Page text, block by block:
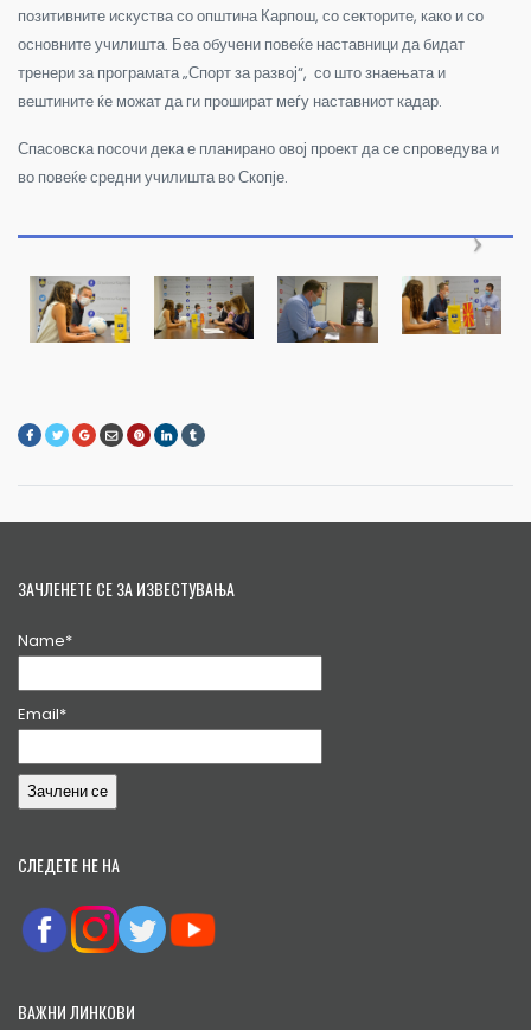
позитивните искуства со општина Карпош, со секторите, како и со
основните училишта. Беа обучени повеќе наставници да бидат
тренери за програмата „Спорт за развој“, со што знаењата и
вештините ќе можат да ги прошират меѓу наставниот кадар.
Спасовска посочи дека е планирано овој проект да се спроведува и
во повеќе средни училишта во Скопје.
ЗАЧЛЕНЕТЕ СЕ ЗА ИЗВЕСТУВАЊА
Name*
Email*
СЛЕДЕТЕ НЕ НА
ВАЖНИ ЛИНКОВИ